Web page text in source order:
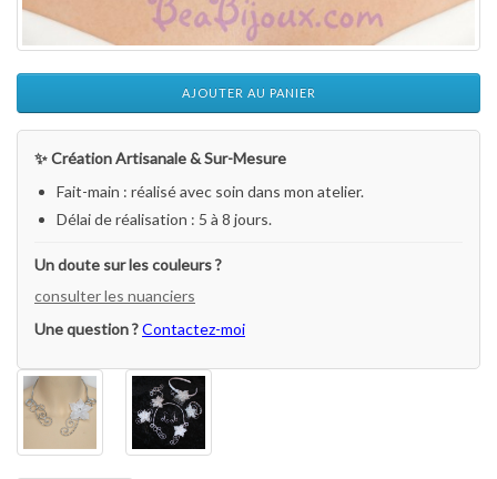
AJOUTER AU PANIER
✨ Création Artisanale & Sur-Mesure
Fait-main : réalisé avec soin dans mon atelier.
Délai de réalisation : 5 à 8 jours.
Un doute sur les couleurs ?
consulter les nuanciers
Une question ?Contactez-moi